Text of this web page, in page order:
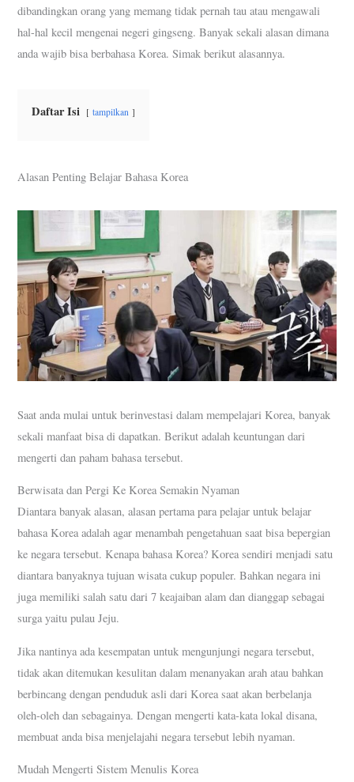
dibandingkan orang yang memang tidak pernah tau atau mengawali
hal-hal kecil mengenai negeri gingseng. Banyak sekali alasan dimana
anda wajib bisa berbahasa Korea. Simak berikut alasannya.
Daftar Isi tampilkan
Alasan Penting Belajar Bahasa Korea
Saat anda mulai untuk berinvestasi dalam mempelajari Korea, banyak
sekali manfaat bisa di dapatkan. Berikut adalah keuntungan dari
mengerti dan paham bahasa tersebut.
Berwisata dan Pergi Ke Korea Semakin Nyaman
Diantara banyak alasan, alasan pertama para pelajar untuk belajar
bahasa Korea adalah agar menambah pengetahuan saat bisa bepergian
ke negara tersebut. Kenapa bahasa Korea? Korea sendiri menjadi satu
diantara banyaknya tujuan wisata cukup populer. Bahkan negara ini
juga memiliki salah satu dari 7 keajaiban alam dan dianggap sebagai
surga yaitu pulau Jeju.
Jika nantinya ada kesempatan untuk mengunjungi negara tersebut,
tidak akan ditemukan kesulitan dalam menanyakan arah atau bahkan
berbincang dengan penduduk asli dari Korea saat akan berbelanja
oleh-oleh dan sebagainya. Dengan mengerti kata-kata lokal disana,
membuat anda bisa menjelajahi negara tersebut lebih nyaman.
Mudah Mengerti Sistem Menulis Korea